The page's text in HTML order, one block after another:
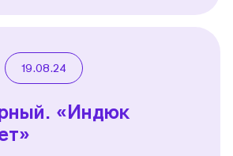
19.08.24
«Индюк